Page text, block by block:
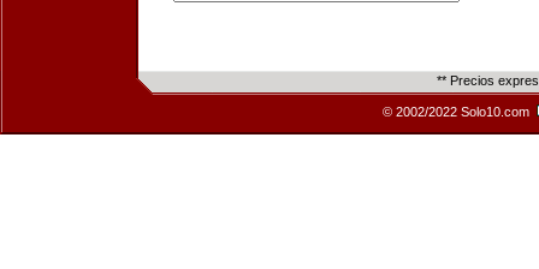
** Precios
© 2002/2022 Solo10.com